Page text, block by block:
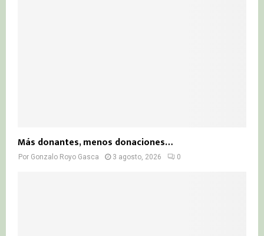
Más donantes, menos donaciones…
Por Gonzalo Royo Gasca 3 agosto, 2026 0